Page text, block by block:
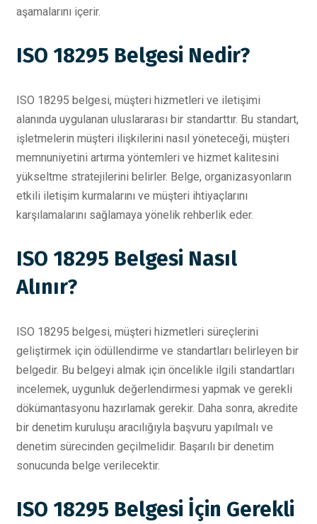
aşamalarını içerir.
ISO 18295 Belgesi Nedir?
ISO 18295 belgesi, müşteri hizmetleri ve iletişimi
alanında uygulanan uluslararası bir standarttır. Bu standart,
işletmelerin müşteri ilişkilerini nasıl yöneteceği, müşteri
memnuniyetini artırma yöntemleri ve hizmet kalitesini
yükseltme stratejilerini belirler. Belge, organizasyonların
etkili iletişim kurmalarını ve müşteri ihtiyaçlarını
karşılamalarını sağlamaya yönelik rehberlik eder.
ISO 18295 Belgesi Nasıl
Alınır?
ISO 18295 belgesi, müşteri hizmetleri süreçlerini
geliştirmek için ödüllendirme ve standartları belirleyen bir
belgedir. Bu belgeyi almak için öncelikle ilgili standartları
incelemek, uygunluk değerlendirmesi yapmak ve gerekli
dökümantasyonu hazırlamak gerekir. Daha sonra, akredite
bir denetim kuruluşu aracılığıyla başvuru yapılmalı ve
denetim sürecinden geçilmelidir. Başarılı bir denetim
sonucunda belge verilecektir.
ISO 18295 Belgesi İçin Gerekli